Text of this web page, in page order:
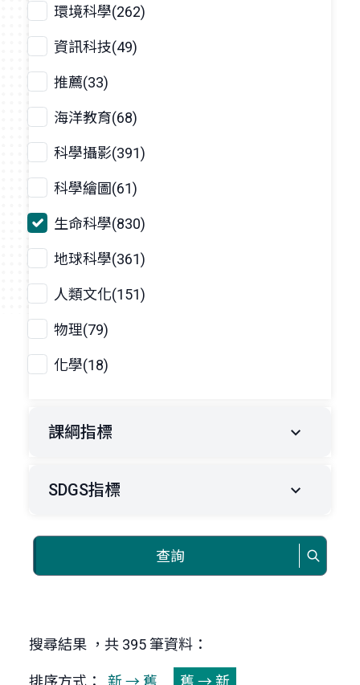
環境科學(262)
資訊科技(49)
推薦(33)
海洋教育(68)
科學攝影(391)
科學繪圖(61)
生命科學(830)
地球科學(361)
人類文化(151)
物理(79)
化學(18)
課綱指標
SDGS指標
查詢
搜尋結果 ，共 395 筆資料：
排序方式： 新 → 舊 舊 → 新